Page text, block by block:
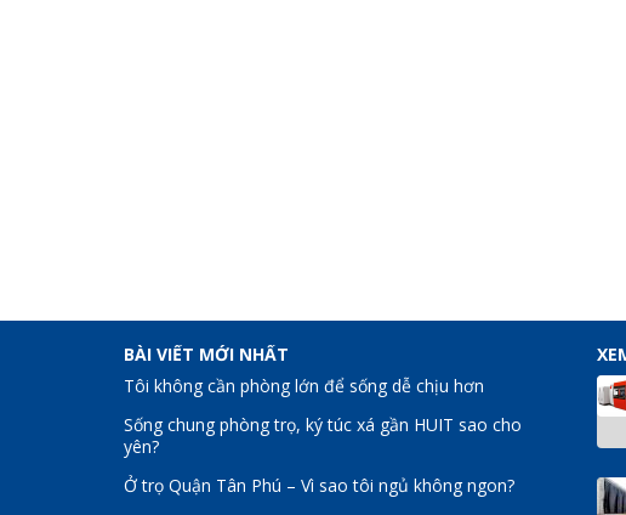
BÀI VIẾT MỚI NHẤT
Tôi không cần phòng lớn để sống dễ chịu hơn
Sống chung phòng trọ, ký túc xá gần HUIT sao cho
yên?
Ở trọ Quận Tân Phú – Vì sao tôi ngủ không ngon?